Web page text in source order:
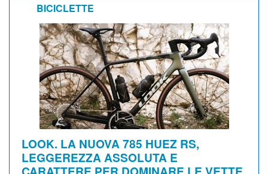
BICICLETTE
LOOK. LA NUOVA 785 HUEZ RS,
LEGGEREZZA ASSOLUTA E